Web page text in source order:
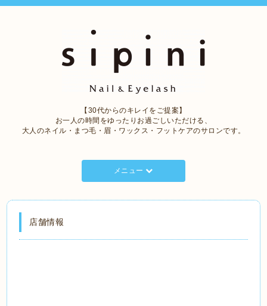
【30代からのキレイをご提案】
お一人の時間をゆったりお過ごしいただける、
大人のネイル・まつ毛・眉・ワックス・フットケアのサロンです。
メニュー
店舗情報